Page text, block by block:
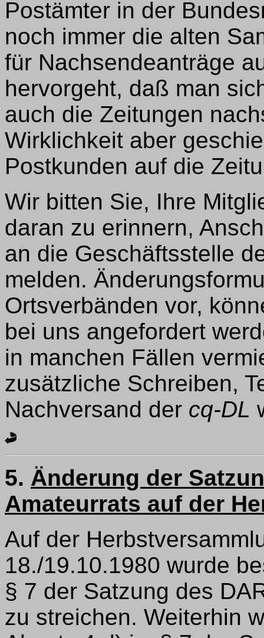
Postämter in der
noch immer die alten
für Nachsendeanträge
hervorgeht, daß man
auch die Zeitungen
Wirklichkeit aber
Postkunden auf die
Wir bitten Sie, Ihre
daran zu erinnern,
an die Geschäftsstelle
melden.
Ortsverbänden vor,
bei uns angefordert
in manchen Fällen
zusätzliche Schreiben,
Nachversand der cq-DL
5. Änderung der
Amateurrats auf der
Auf der
18./19.10.1980 wurde
§ 7 der Satzung des
zu streichen. Weiterhin